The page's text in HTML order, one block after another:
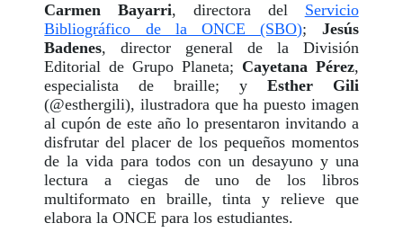
Carmen Bayarri, directora del Servicio
Bibliográfico de la ONCE (SBO); Jesús
Badenes, director general de la División
Editorial de Grupo Planeta; Cayetana Pérez,
especialista de braille; y Esther Gili
(@esthergili), ilustradora que ha puesto imagen
al cupón de este año lo presentaron invitando a
disfrutar del placer de los pequeños momentos
de la vida para todos con un desayuno y una
lectura a ciegas de uno de los libros
multiformato en braille, tinta y relieve que
elabora la ONCE para los estudiantes.